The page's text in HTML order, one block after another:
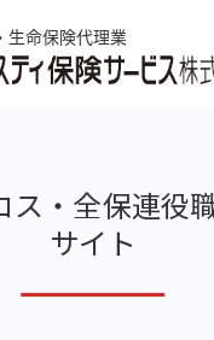
ス・全保連役
サイト